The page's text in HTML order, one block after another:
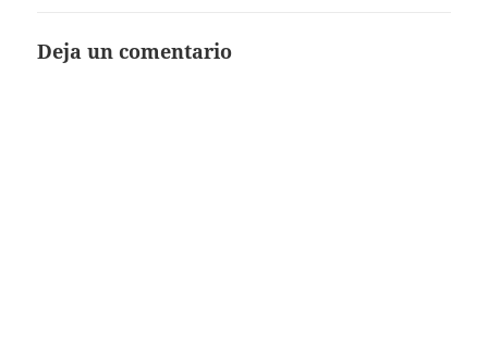
Deja un comentario